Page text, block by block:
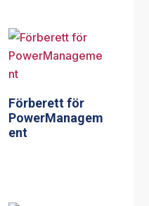
Förberett för
PowerManagem
ent